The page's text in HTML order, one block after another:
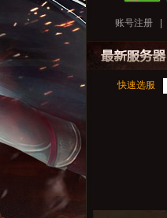
账号注册
快速选服